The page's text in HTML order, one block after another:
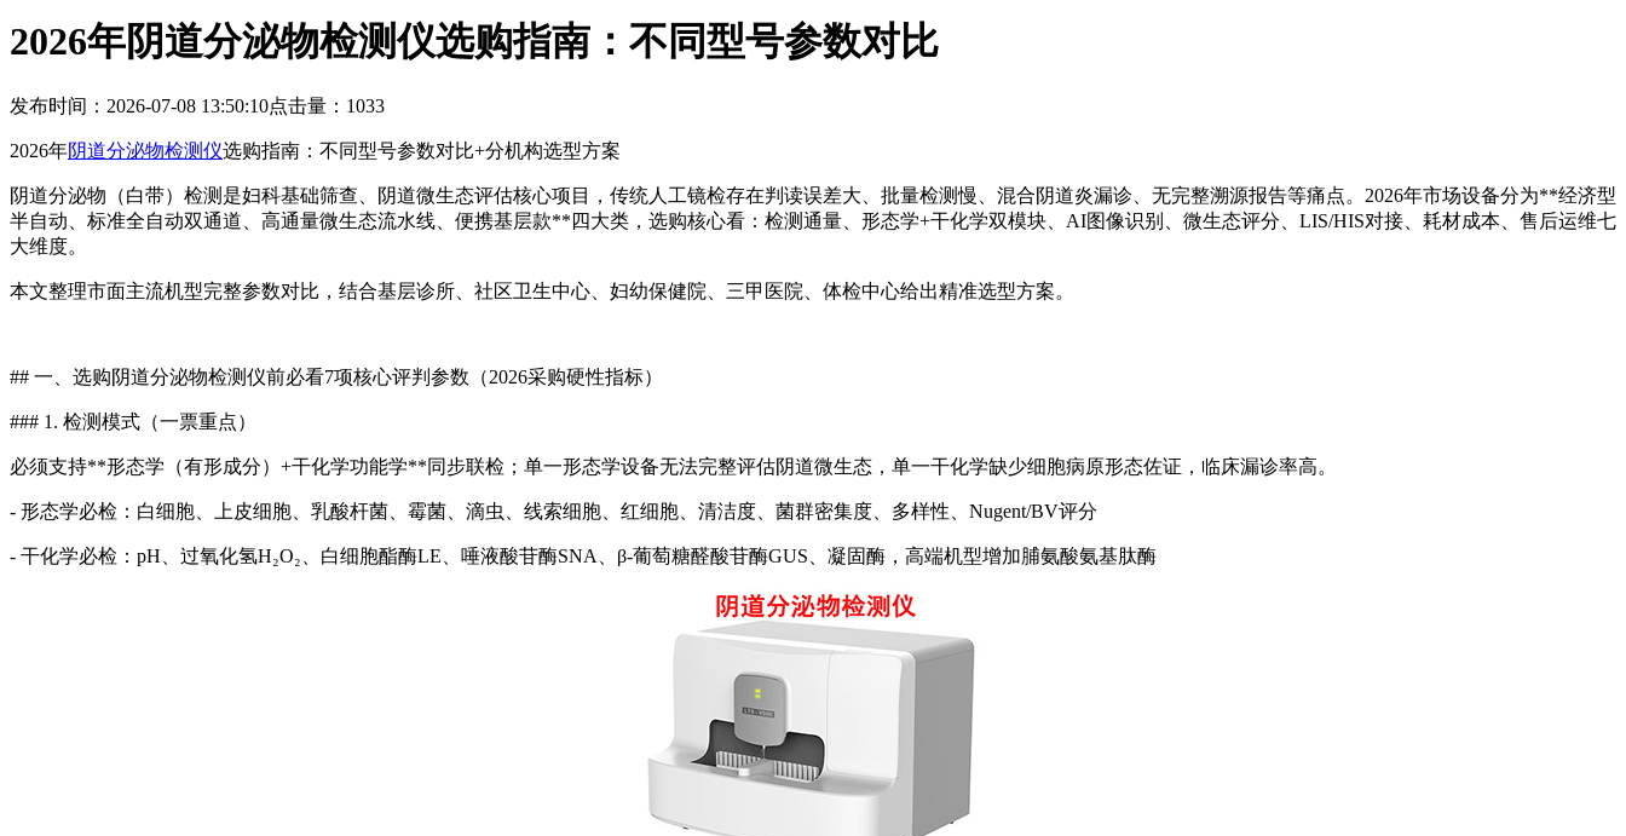
2026年阴道分泌物检测仪选购指南：不同型号参数对比
发布时间：2026-07-08 13:50:10点击量： 1033
2026年阴道分泌物检测仪选购指南：不同型号参数对比+分机构选型方案
阴道分泌物（白带）检测是妇科基础筛查、阴道微生态评估核心项目，传统人工镜检存在判读误差大、批量检测慢、混合阴道炎漏诊、无完整溯源报告等痛点。2026年市场设备分为**经济型
半自动、标准全自动双通道、高通量微生态流水线、便携基层款**四大类，选购核心看：检测通量、形态学+干化学双模块、AI图像识别、微生态评分、LIS/HIS对接、耗材成本、售后运维七
大维度。
本文整理市面主流机型完整参数对比，结合基层诊所、社区卫生中心、妇幼保健院、三甲医院、体检中心给出精准选型方案。
## 一、选购阴道分泌物检测仪前必看7项核心评判参数（2026采购硬性指标）
### 1. 检测模式（一票重点）
必须支持**形态学（有形成分）+干化学功能学**同步联检；单一形态学设备无法完整评估阴道微生态，单一干化学缺少细胞病原形态佐证，临床漏诊率高。
- 形态学必检：白细胞、上皮细胞、乳酸杆菌、霉菌、滴虫、线索细胞、红细胞、清洁度、菌群密集度、多样性、Nugent/BV评分
- 干化学必检：pH、过氧化氢H₂O₂、白细胞酯酶LE、唾液酸苷酶SNA、β-葡萄糖醛酸苷酶GUS、凝固酶，高端机型增加脯氨酸氨基肽酶